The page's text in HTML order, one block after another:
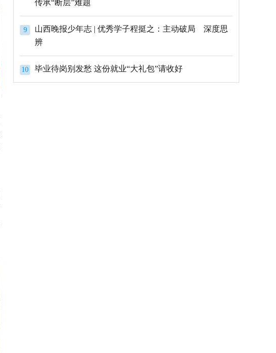
传承“断层”难题
9
山西晚报少年志 | 优秀学子程挺之：主动破局 深度思
辨
10 毕业待岗别发愁 这份就业“大礼包”请收好